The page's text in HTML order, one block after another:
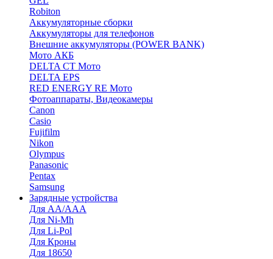
Robiton
Аккумуляторные сборки
Аккумуляторы для телефонов
Внешние аккумуляторы (POWER BANK)
Мото АКБ
DELTA CT Мото
DELTA EPS
RED ENERGY RE Мото
Фотоаппараты, Видеокамеры
Canon
Casio
Fujifilm
Nikon
Olympus
Panasonic
Pentax
Samsung
Зарядные устройства
Для AA/AAA
Для Ni-Mh
Для Li-Pol
Для Кроны
Для 18650